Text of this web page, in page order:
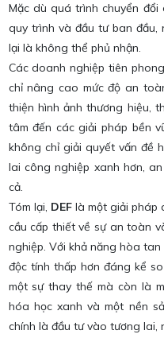
Mặc dù quá trình chuyển
quy trình và đầu tư ban đầu,
lại là không thể phủ nhận.
Các doanh nghiệp tiên
chỉ nâng cao mức độ an
thiện hình ảnh thương hiệu,
tâm đến các giải pháp bền
không chỉ giải quyết vấn đề
lai công nghiệp xanh hơn,
cả.
Tóm lại, DEFlà một giải pháp
cầu cấp thiết về sự an toàn
nghiệp. Với khả năng hòa
độc tính thấp hơn đáng kể so
một sự thay thế mà còn là
hóa học xanh và một nền
chính là đầu tư vào tương lai,